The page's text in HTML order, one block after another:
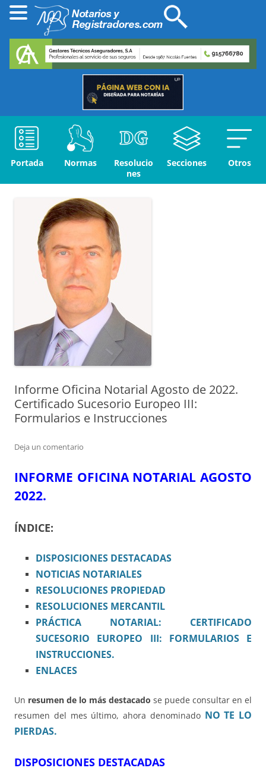
Portada Normas
Resolucio
nes
Secciones Otros
Informe Oficina Notarial Agosto de 2022.
Certificado Sucesorio Europeo III:
Formularios e Instrucciones
Deja un comentario
INFORME OFICINA NOTARIAL AGOSTO
2022.
ÍNDICE:
DISPOSICIONES DESTACADAS
NOTICIAS NOTARIALES
RESOLUCIONES PROPIEDAD
RESOLUCIONES MERCANTIL
PRÁCTICA NOTARIAL:
CERTIFICADO
SUCESORIO EUROPEO III: FORMULARIOS E
INSTRUCCIONES.
ENLACES
Un resumen de lo más destacado se puede consultar en el
resumen del mes último, ahora denominado NO TE LO
PIERDAS.
DISPOSICIONES DESTACADAS